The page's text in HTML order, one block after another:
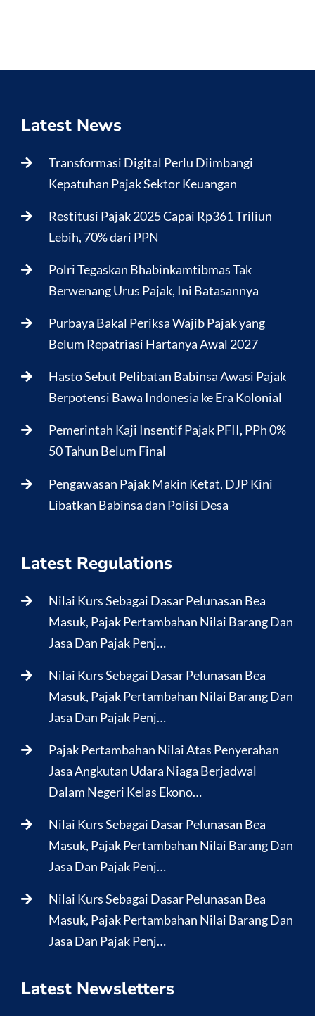
Latest News
Transformasi Digital Perlu Diimbangi
Kepatuhan Pajak Sektor Keuangan
Restitusi Pajak 2025 Capai Rp361 Triliun
Lebih, 70% dari PPN
Polri Tegaskan Bhabinkamtibmas Tak
Berwenang Urus Pajak, Ini Batasannya
Purbaya Bakal Periksa Wajib Pajak yang
Belum Repatriasi Hartanya Awal 2027
Hasto Sebut Pelibatan Babinsa Awasi Pajak
Berpotensi Bawa Indonesia ke Era Kolonial
Pemerintah Kaji Insentif Pajak PFII, PPh 0%
50 Tahun Belum Final
Pengawasan Pajak Makin Ketat, DJP Kini
Libatkan Babinsa dan Polisi Desa
Latest Regulations
Nilai Kurs Sebagai Dasar Pelunasan Bea
Masuk, Pajak Pertambahan Nilai Barang Dan
Jasa Dan Pajak Penj…
Nilai Kurs Sebagai Dasar Pelunasan Bea
Masuk, Pajak Pertambahan Nilai Barang Dan
Jasa Dan Pajak Penj…
Pajak Pertambahan Nilai Atas Penyerahan
Jasa Angkutan Udara Niaga Berjadwal
Dalam Negeri Kelas Ekono…
Nilai Kurs Sebagai Dasar Pelunasan Bea
Masuk, Pajak Pertambahan Nilai Barang Dan
Jasa Dan Pajak Penj…
Nilai Kurs Sebagai Dasar Pelunasan Bea
Masuk, Pajak Pertambahan Nilai Barang Dan
Jasa Dan Pajak Penj…
Latest Newsletters